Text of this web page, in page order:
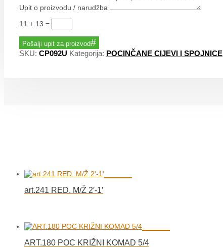
Upit o proizvodu / narudžba
11 + 13 =
Pošalji upit za proizvod
SKU: CP092U Kategorija: POCINČANE CIJEVI I SPOJNICE
art.241 RED. M/Ž 2′-1′
ART.180 POC KRIŽNI KOMAD 5/4